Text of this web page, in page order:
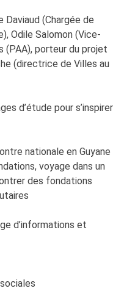
Daviaud (Chargée de
Odile Salomon (Vice-
(PAA), porteur du projet
(directrice de Villes au
d’étude pour s’inspirer
nationale en Guyane
voyage dans un
des fondations
d’informations et